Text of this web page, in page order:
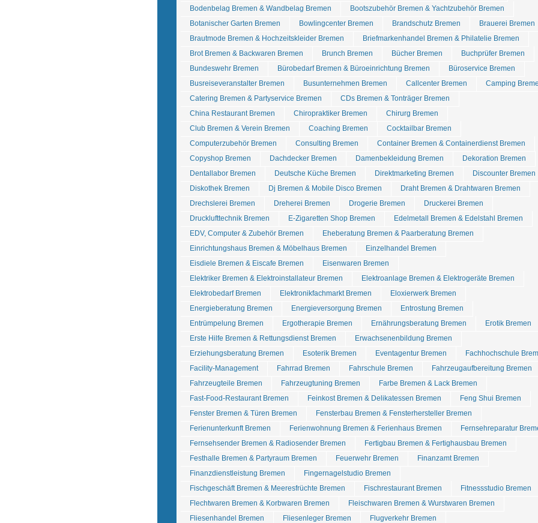
Bodenbelag Bremen & Wandbelag Bremen
Bootszubehör Bremen & Yachtzubehör Bremen
Botanischer Garten Bremen
Bowlingcenter Bremen Brandschutz Bremen
Brauerei Bremen
Brautmode Bremen & Hochzeitskleider Bremen
Briefmarkenhandel Bremen & Philatelie Bremen
Brot Bremen & Backwaren Bremen
Brunch Bremen Bücher Bremen
Buchprüfer Bremen
Bundeswehr Bremen
Bürobedarf Bremen & Büroeinrichtung Bremen
Büroservice Bremen
Busreiseveranstalter Bremen
Busunternehmen Bremen Callcenter Bremen
Camping
Catering Bremen & Partyservice Bremen
CDs Bremen & Tonträger Bremen
China Restaurant Bremen
Chiropraktiker Bremen
Chirurg Bremen
Club Bremen & Verein Bremen
Coaching Bremen
Cocktailbar Bremen
Computerzubehör Bremen
Consulting Bremen
Container Bremen & Containerdienst Bremen
Copyshop Bremen
Dachdecker Bremen Damenbekleidung Bremen
Dekoration Bremen
Dentallabor Bremen
Deutsche Küche Bremen Direktmarketing Bremen
Discounter Bremen
Diskothek Bremen
Dj Bremen & Mobile Disco Bremen
Draht Bremen & Drahtwaren Bremen
Drechslerei Bremen
Dreherei Bremen Drogerie Bremen
Druckerei Bremen
Drucklufttechnik Bremen
E-Zigaretten Shop Bremen
Edelmetall Bremen & Edelstahl Bremen
EDV, Computer & Zubehör Bremen
Eheberatung Bremen & Paarberatung Bremen
Einrichtungshaus Bremen & Möbelhaus Bremen
Einzelhandel Bremen
Eisdiele Bremen & Eiscafe Bremen
Eisenwaren Bremen
Elektriker Bremen & Elektroinstallateur Bremen
Elektroanlage Bremen & Elektrogeräte Bremen
Elektrobedarf Bremen
Elektronikfachmarkt Bremen
Eloxierwerk Bremen
Energieberatung Bremen
Energieversorgung Bremen
Entrostung Bremen
Entrümpelung Bremen
Ergotherapie Bremen Ernährungsberatung Bremen
Erotik Bremen
Erste Hilfe Bremen & Rettungsdienst Bremen
Erwachsenenbildung Bremen
Erziehungsberatung Bremen
Esoterik Bremen Eventagentur Bremen
Fachhochschule
Facility-Management
Fahrrad Bremen Fahrschule Bremen
Fahrzeugaufbereitung Bremen
Fahrzeugteile Bremen
Fahrzeugtuning Bremen
Farbe Bremen & Lack Bremen
Fast-Food-Restaurant Bremen
Feinkost Bremen & Delikatessen Bremen
Feng Shui Bremen
Fenster Bremen & Türen Bremen
Fensterbau Bremen & Fensterhersteller Bremen
Ferienunterkunft Bremen
Ferienwohnung Bremen & Ferienhaus Bremen
Fernsehreparatur
Fernsehsender Bremen & Radiosender Bremen
Fertigbau Bremen & Fertighausbau Bremen
Festhalle Bremen & Partyraum Bremen
Feuerwehr Bremen
Finanzamt Bremen
Finanzdienstleistung Bremen
Fingernagelstudio Bremen
Fischgeschäft Bremen & Meeresfrüchte Bremen
Fischrestaurant Bremen
Fitnessstudio Bremen
Flechtwaren Bremen & Korbwaren Bremen
Fleischwaren Bremen & Wurstwaren Bremen
Fliesenhandel Bremen
Fliesenleger Bremen
Flugverkehr Bremen